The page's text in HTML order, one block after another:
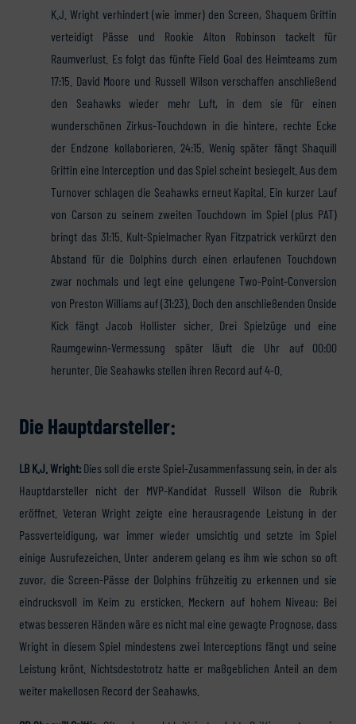
K.J. Wright verhindert (wie immer) den Screen, Shaquem Griffin
verteidigt Pässe und Rookie Alton Robinson tackelt für
Raumverlust. Es folgt das fünfte Field Goal des Heimteams zum
17:15. David Moore und Russell Wilson verschaffen anschließend
den Seahawks wieder mehr Luft, in dem sie für einen
wunderschönen Zirkus-Touchdown in die hintere, rechte Ecke
der Endzone kollaborieren. 24:15. Wenig später fängt Shaquill
Griffin eine Interception und das Spiel scheint besiegelt. Aus dem
Turnover schlagen die Seahawks erneut Kapital. Ein kurzer Lauf
von Carson zu seinem zweiten Touchdown im Spiel (plus PAT)
bringt das 31:15. Kult-Spielmacher Ryan Fitzpatrick verkürzt den
Abstand für die Dolphins durch einen erlaufenen Touchdown
zwar nochmals und legt eine gelungene Two-Point-Conversion
von Preston Williams auf (31:23). Doch den anschließenden Onside
Kick fängt Jacob Hollister sicher. Drei Spielzüge und eine
Raumgewinn-Vermessung später läuft die Uhr auf 00:00
herunter. Die Seahawks stellen ihren Record auf 4-0.
Die Hauptdarsteller:
LB K.J. Wright: Dies soll die erste Spiel-Zusammenfassung sein, in der als
Hauptdarsteller nicht der MVP-Kandidat Russell Wilson die Rubrik
eröffnet. Veteran Wright zeigte eine herausragende Leistung in der
Passverteidigung, war immer wieder umsichtig und setzte im Spiel
einige Ausrufezeichen. Unter anderem gelang es ihm wie schon so oft
zuvor, die Screen-Pässe der Dolphins frühzeitig zu erkennen und sie
eindrucksvoll im Keim zu ersticken. Meckern auf hohem Niveau: Bei
etwas besseren Händen wäre es nicht mal eine gewagte Prognose, dass
Wright in diesem Spiel mindestens zwei Interceptions fängt und seine
Leistung krönt. Nichtsdestotrotz hatte er maßgeblichen Anteil an dem
weiter makellosen Record der Seahawks.